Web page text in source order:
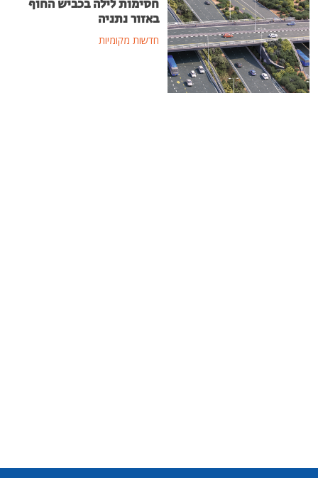
חסימות לילה בכביש החוף
באזור נתניה
חדשות מקומיות